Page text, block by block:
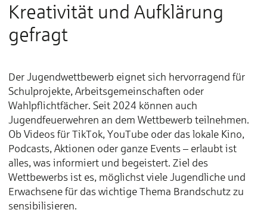
Kreativität und Aufklärung
gefragt
Der Jugendwettbewerb eignet sich hervorragend für
Schulprojekte, Arbeitsgemeinschaften oder
Wahlpflichtfächer. Seit 2024 können auch
Jugendfeuerwehren an dem Wettbewerb teilnehmen.
Ob Videos für TikTok, YouTube oder das lokale Kino,
Podcasts, Aktionen oder ganze Events – erlaubt ist
alles, was informiert und begeistert. Ziel des
Wettbewerbs ist es, möglichst viele Jugendliche und
Erwachsene für das wichtige Thema Brandschutz zu
sensibilisieren.